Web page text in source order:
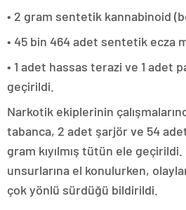
• 2 gram sentetik kannabinoid
• 45 bin 464 adet sentetik ecza
• 1 adet hassas terazi ve 1 adet
geçirildi.
Narkotik ekiplerinin
tabanca, 2 adet şarjör ve 54
gram kıyılmış tütün ele
unsurlarına el konulurken,
çok yönlü sürdüğü bildirildi.